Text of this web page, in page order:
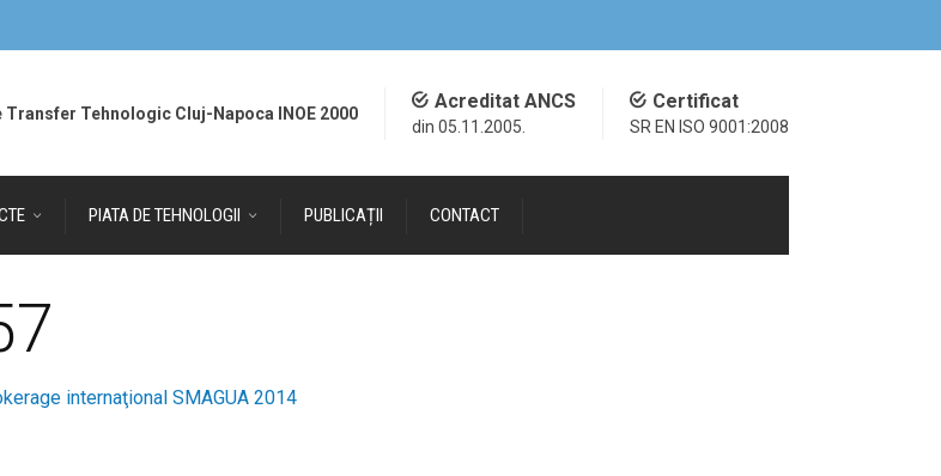
Certificat
SR EN ISO 9001:2008
Acreditat ANCS
din 05.11.2005.
Transfer Tehnologic Cluj-Napoca INOE 2000
PIATA DE TEHNOLOGII PUBLICAȚII CONTACT
internaţional SMAGUA 2014